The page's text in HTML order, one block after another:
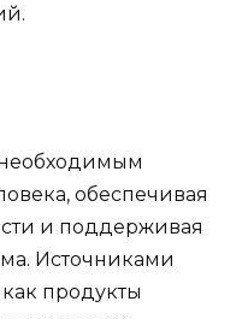
обеспечивая
и поддерживая
Источниками
продукты